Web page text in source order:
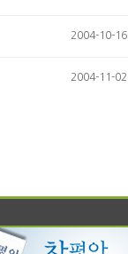
2004-10-16
2004-11-02